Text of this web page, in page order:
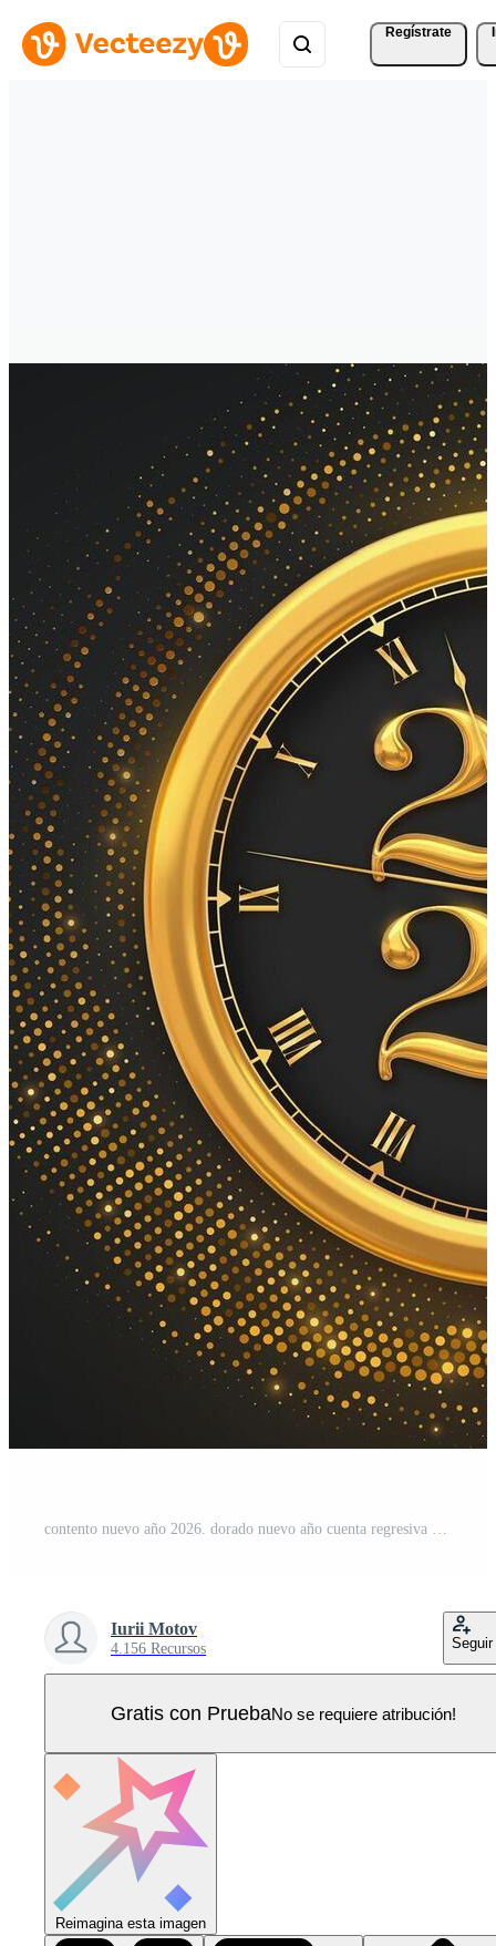
Regístrate
contento nuevo año 2026. dorado nuevo año cuenta regresiva reloj con números 2026 adentro. festivo antecedentes con oro brillar trama de semitonos efecto. nuevo año saludo tarjeta o fiesta invitación. ilustración. Vector Pro
Iurii Motov
4.156 Recursos Seguir
Gratis con PruebaNo se requiere atribución!
Reimagina esta imagen